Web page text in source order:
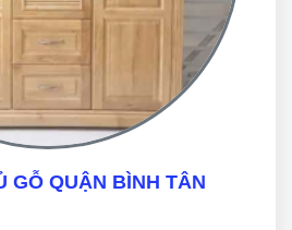
GỖ QUẬN BÌNH TÂN